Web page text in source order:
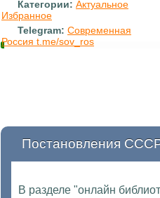
Категории: Актуальное
Избранное
Telegram: Современная
Россия t.me/sov_ros
Постановления
В разделе "онлайн